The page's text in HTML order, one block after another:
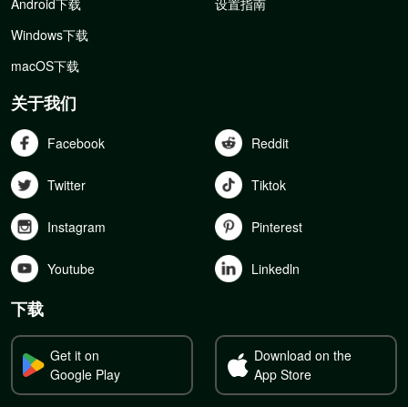
Android下载
Windows下载
macOS下载
设置指南
关于我们
Facebook Reddit
Twitter Tiktok
Instagram Pinterest
Youtube Linkedln
下载
Get it on
Google Play
Download on the
App Store